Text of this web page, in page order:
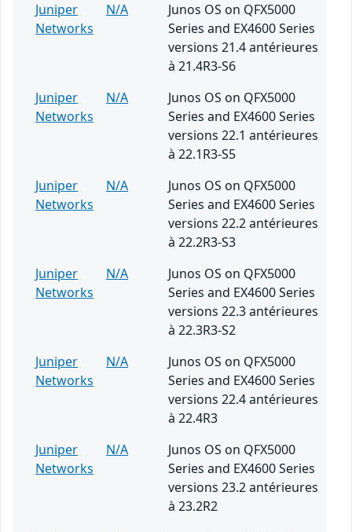
Juniper
Networks
N/A
Junos OS on QFX5000
Series and EX4600 Series
versions 21.4 antérieures
à 21.4R3-S6
Juniper
Networks
N/A
Junos OS on QFX5000
Series and EX4600 Series
versions 22.1 antérieures
à 22.1R3-S5
Juniper
Networks
N/A
Junos OS on QFX5000
Series and EX4600 Series
versions 22.2 antérieures
à 22.2R3-S3
Juniper
Networks
N/A
Junos OS on QFX5000
Series and EX4600 Series
versions 22.3 antérieures
à 22.3R3-S2
Juniper
Networks
N/A
Junos OS on QFX5000
Series and EX4600 Series
versions 22.4 antérieures
à 22.4R3
Juniper
Networks
N/A
Junos OS on QFX5000
Series and EX4600 Series
versions 23.2 antérieures
à 23.2R2